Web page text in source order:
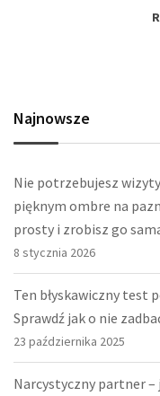
Najnowsze
Nie potrzebujesz
pięknym ombre na
prosty i zrobisz go
8 stycznia 2026
Ten błyskawiczny test
Sprawdź jak o nie
23 października 2025
Narcystyczny partner